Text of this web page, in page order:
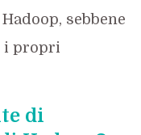
sebbene
i propri
di